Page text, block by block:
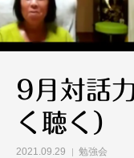
9月対話
く聴く）
2021.09.29 勉強会